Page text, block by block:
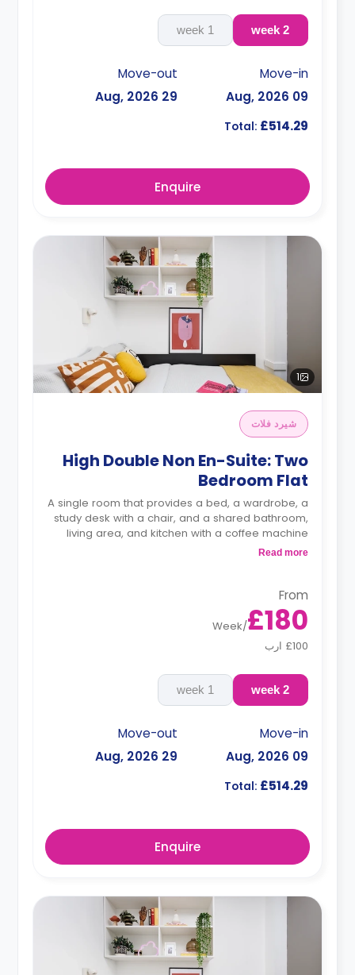
2 week
1 week
Move-in
09 Aug, 2026
Move-out
29 Aug, 2026
Total: £514.29
Enquire
1
شيرد فلات
High Double Non En-Suite: Two
Bedroom Flat
A single room that provides a bed, a wardrobe, a
study desk with a chair, and a shared bathroom,
living area, and kitchen with a coffee machine
and an oven.
Read more
From
£180
/
Week
£100 ارب
2 week
1 week
Move-in
09 Aug, 2026
Move-out
29 Aug, 2026
Total: £514.29
Enquire